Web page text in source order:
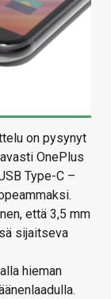
on pysynyt
OnePlus
Type-C –
että 3,5 mm
sijaitseva
hieman